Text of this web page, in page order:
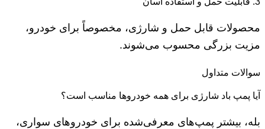
محصولات قابل حمل و شارژی، مخصوصاً برای خودرو،
مزیت بزرگی محسوب می‌شوند.
سوالات متداول
آیا پمپ باد شارژی برای همه خودروها مناسب است؟
بله، بیشتر پمپ‌های معرفی‌شده برای خودروهای سواری،